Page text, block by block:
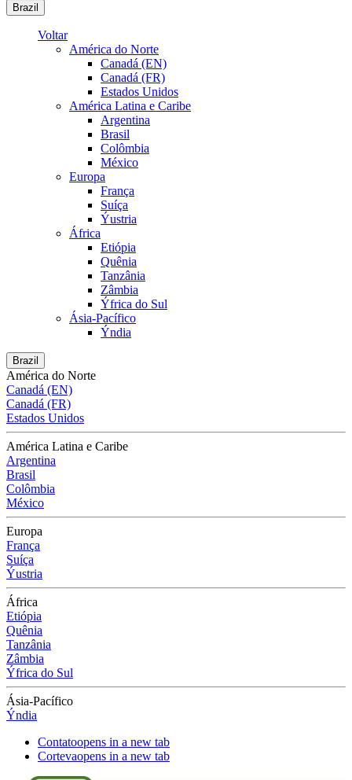
Brazil
Voltar
América do Norte
Canadá (EN)
Canadá (FR)
Estados Unidos
América Latina e Caribe
Argentina
Brasil
Colômbia
México
Europa
França
Suíça
Ýustria
África
Etiópia
Quênia
Tanzânia
Zâmbia
Ýfrica do Sul
Ásia-Pacífico
Ýndia
Brazil
América do Norte
Canadá (EN)
Canadá (FR)
Estados Unidos
América Latina e Caribe
Argentina
Brasil
Colômbia
México
Europa
França
Suíça
Ýustria
África
Etiópia
Quênia
Tanzânia
Zâmbia
Ýfrica do Sul
Ásia-Pacífico
Ýndia
Contatoopens in a new tab
Cortevaopens in a new tab